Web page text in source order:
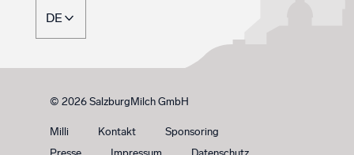
© 2026 SalzburgMilch GmbH
Milli Kontakt
Sponsoring